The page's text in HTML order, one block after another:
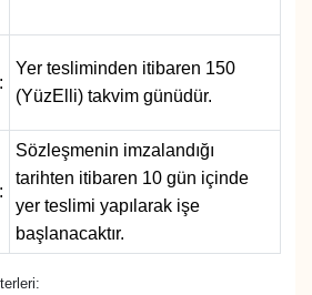
:
Yer tesliminden itibaren 150
(YüzElli) takvim günüdür.
:
Sözleşmenin imzalandığı
tarihten itibaren 10 gün içinde
yer teslimi yapılarak işe
başlanacaktır.